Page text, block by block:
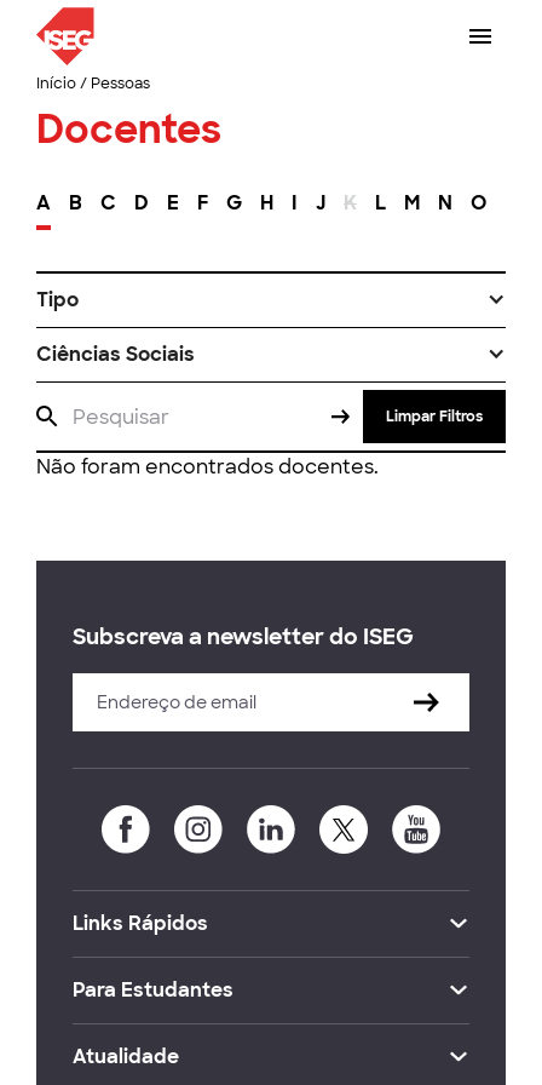
Início/ Pessoas
Docentes
A B C D E F G H I J K L M N O
Tipo
Ciências Sociais
Limpar Filtros
Não foram encontrados docentes.
Subscreva a newsletter do ISEG
Links Rápidos
Para Estudantes
Atualidade